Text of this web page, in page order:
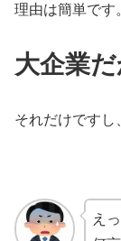
理由は簡単です
大企業
それだけですし
えっ